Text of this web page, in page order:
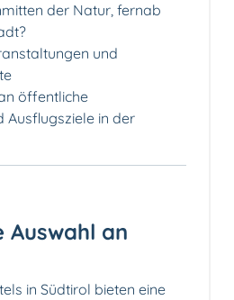
der Natur, fernab
und
öffentliche
Ausflugsziele in der
Auswahl an
in Südtirol bieten eine